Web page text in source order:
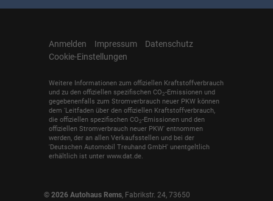
Anmelden Impressum
Datenschutz
Cookie-Einstellungen
Weitere Informationen zum offiziellen Kraftstoffverbrauch
und zu den offiziellen spezifischen CO2-Emissionen und
gegebenenfalls zum Stromverbrauch neuer PKW können
dem 'Leitfaden über den offiziellen Kraftstoffverbrauch,
die offiziellen spezifischen CO2-Emissionen und den
offiziellen Stromverbrauch neuer PKW' entnommen
werden, der an allen Verkaufsstellen und bei der
'Deutschen Automobil Treuhand GmbH' unentgeltlich
erhältlich ist unter www.dat.de.
© 2026 Autohaus Rems, Fabrikstr. 24, 73650